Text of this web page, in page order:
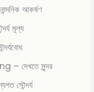
নান্দনিক আকর্ষণ
মূল্য
–দেখতে সুন্দর
সৌন্দর্য